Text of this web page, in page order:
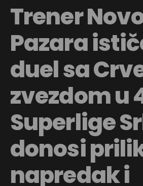
Trener
Pazara
duel sa
zvezdom u
Superlige
donosi
napredak i